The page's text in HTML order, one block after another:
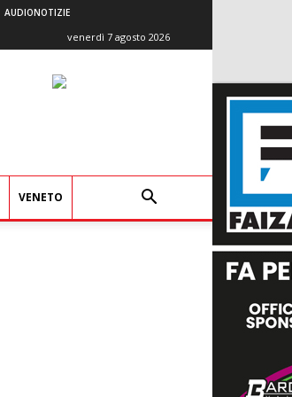
AUDIONOTIZIE
venerdì 7 agosto 2026
VENETO